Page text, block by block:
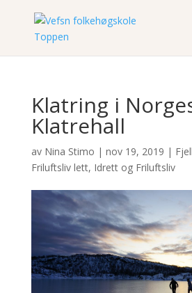
Klatring i
Klatrehall
av Nina Stimo | nov 19, 2019 |
Friluftsliv lett, Idrett og Friluftsliv